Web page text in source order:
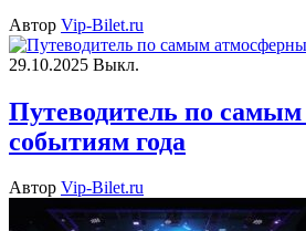
Автор Vip-Bilet.ru
29.10.2025 Выкл.
Путеводитель по
событиям года
Автор Vip-Bilet.ru